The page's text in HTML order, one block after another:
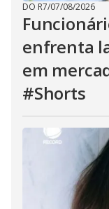
DO R7/07/08/2026
enfrenta
em
#Shorts